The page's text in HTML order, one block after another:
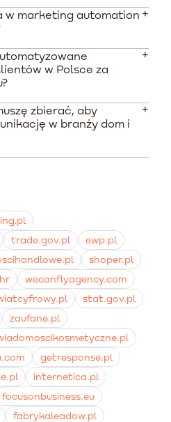
natywne aplikacje dla
(middleware) lub
rozwiązania przez
API.
w marketing automation
firmy e-commerce
zwroty w ciągu kilku
porzuconych koszyków
już w dniu pełnego
w Polsce za
tekstowych w Polsce nie
Wymaga to
interfejsu API,
technologicznym
zbierać, aby
w branży dom i
dane behawioralne takie jak
a także finalna historia
online.
trade.gov.pl
ewp.pl
shoper.pl
wecanflyagency.com
stat.gov.pl
zaufane.pl
getresponse.pl
internetica.pl
focusonbusiness.eu
fabrykaleadow.pl